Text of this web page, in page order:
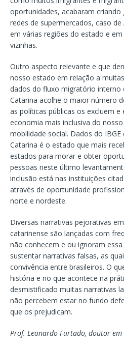
oportunidades, acabaram
redes de supermercados, caso
em várias regiões do estado e
vizinhas.
Outro aspecto relevante e que
nosso estado em relação a
dados do fluxo migratório interno
Catarina acolhe o maior número
as políticas públicas os excluem e
economia mais inclusiva do
mobilidade social. Dados do
Catarina é o estado que mais
estados para morar e obter
pessoas neste último
inclusão está nas instituições
através de oportunidade
norte e nordeste.
Diversas narrativas pejorativas
catarinense são lançadas com
não conhecem e ou ignoram
sustentar narrativas falsas, as
convivência entre brasileiros. O
história e no que acontece na
desmistificado muitas narrativas
não percebem estar no fundo
que os prejudicam.
Prof. Leonardo Furtado, doutor em